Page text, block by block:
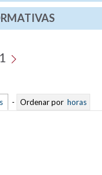
- Ordenar por horas